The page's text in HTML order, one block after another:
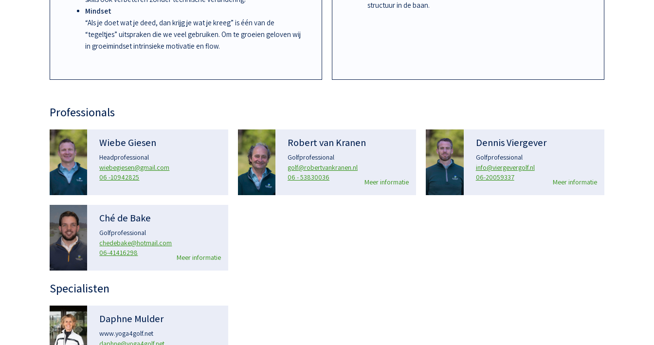
Mindset
“Als je doet wat je deed, dan krijg je wat je kreeg” is één van de
“tegeltjes” uitspraken die we veel gebruiken. Om te groeien geloven wij
in groeimindset intrinsieke motivatie en flow.
structuur in de baan.
Professionals
Wiebe Giesen
Headprofessional
wiebegiesen@gmail.com
06 -10942825
Robert van Kranen
Golfprofessional
golf@robertvankranen.nl
06 - 53830036
Meer informatie
Dennis Viergever
Golfprofessional
info@viergevergolf.nl
06-20059337
Meer informatie
Ché de Bake
Golfprofessional
chedebake@hotmail.com
06-41416298
Meer informatie
Specialisten
Daphne Mulder
www.yoga4golf.net